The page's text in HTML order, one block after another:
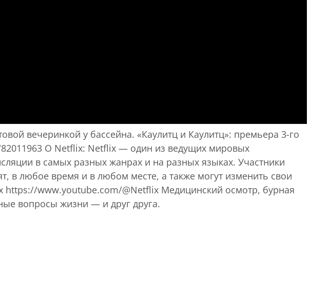
вечеринкой у бассейна. «Каулитц и Каулитц»: премьера 3-го
О Netflix: Netflix — один из ведущих мировых
в самых разных жанрах и на разных языках. Участники
в любое время и в любом месте, а также могут изменить свои
www.youtube.com/@Netflix Медицинский осмотр, бурная
вопросы жизни — и друг друга.